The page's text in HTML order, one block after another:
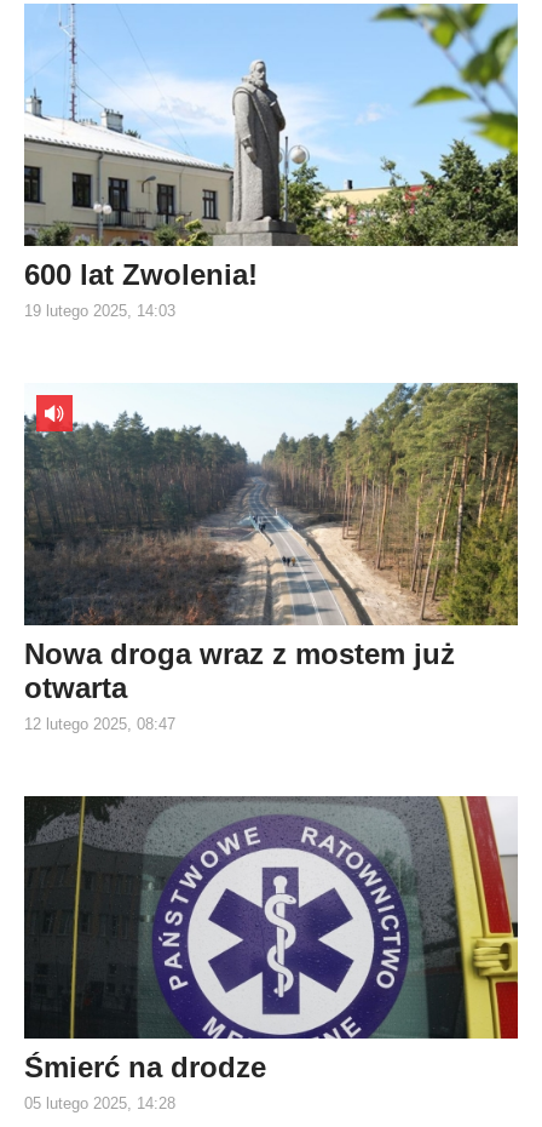
600 lat Zwolenia!
19 lutego 2025, 14:03
Nowa droga wraz z mostem już
otwarta
12 lutego 2025, 08:47
Śmierć na drodze
05 lutego 2025, 14:28